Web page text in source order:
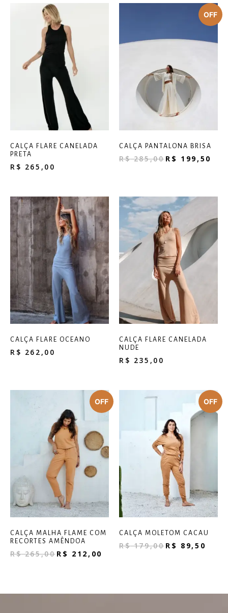
CALÇA FLARE CANELADA
PRETA
R$ 265,00
CALÇA PANTALONA BRISA
R$285,00R$ 199,50
CALÇA FLARE OCEANO
R$ 262,00
CALÇA FLARE CANELADA
NUDE
R$ 235,00
CALÇA MALHA FLAME COM
RECORTES AMÊNDOA
R$265,00R$ 212,00
CALÇA MOLETOM CACAU
R$179,00R$ 89,50